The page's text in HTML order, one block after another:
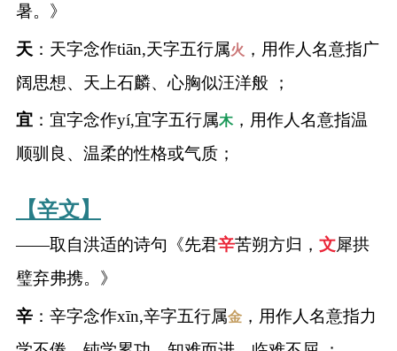
宝
宝
取
名
名
字
打
分
生
辰
起
名
大
师
起
名
暑。》
天：天字念作tiān,天字五行属火 ，用作人名意指广
阔思想、天上石麟、心胸似汪洋般 ；
宜：宜字念作yí,宜字五行属木，用作人名意指温
顺驯良、温柔的性格或气质；
【辛文】
——取自洪适的诗句《先君辛苦朔方归， 文犀拱
璧弃弗携。》
辛：辛字念作xīn,辛字五行属金，用作人名意指力